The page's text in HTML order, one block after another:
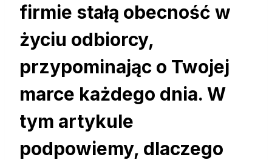
firmie stałą obecność w
życiu odbiorcy,
przypominając o Twojej
marce każdego dnia. W
tym artykule
podpowiemy, dlaczego